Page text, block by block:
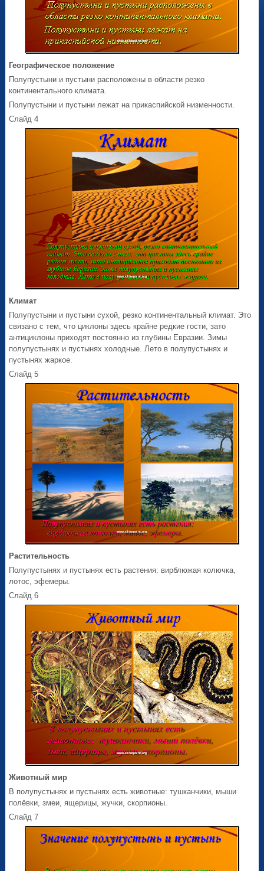
Географическое положение
Полупустыни и пустыни расположены в области резко
континентального климата.
Полупустыни и пустыни лежат на прикаспийской низменности.
Слайд 4
Климат
Полупустыни и пустыни сухой, резко континентальный климат. Это
связано с тем, что циклоны здесь крайне редкие гости, зато
антициклоны приходят постоянно из глубины Евразии. Зимы
полупустынях и пустынях холодные. Лето в полупустынях и
пустынях жаркое.
Слайд 5
Растительность
Полупустынях и пустынях есть растения: вирблюжая колючка,
лотос, эфемеры.
Слайд 6
Животный мир
В полупустынях и пустынях есть животные: тушканчики, мыши
полёвки, змеи, ящерицы, жучки, скорпионы.
Слайд 7